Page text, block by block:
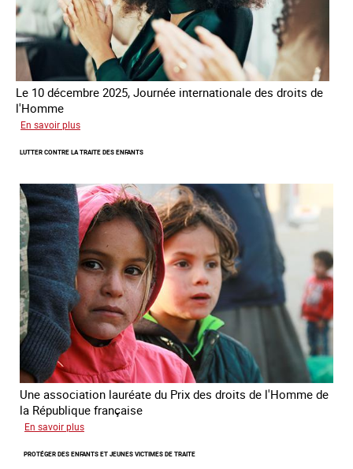
Le 10 décembre 2025, Journée internationale des droits de
l'Homme
En savoir plus
du
des
droits
de
l’Homme
de
la
République
française
2025
LUTTER CONTRE LA TRAITE DES ENFANTS
Une association lauréate du Prix des droits de l'Homme de
la République française
En savoir plus
contre
PROTÉGER DES ENFANTS ET JEUNES VICTIMES DE TRAITE